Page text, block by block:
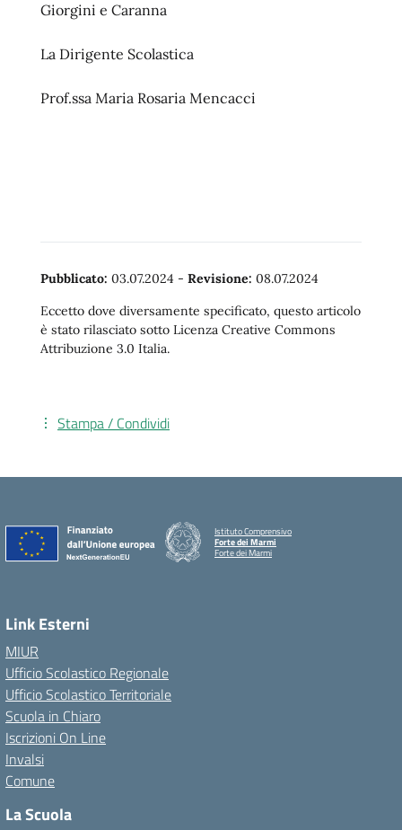
Giorgini e Caranna
La Dirigente Scolastica
Prof.ssa Maria Rosaria Mencacci
Pubblicato: 03.07.2024 - Revisione: 08.07.2024
Eccetto dove diversamente specificato, questo articolo
è stato rilasciato sotto Licenza Creative Commons
Attribuzione 3.0 Italia.
Stampa / Condividi
Istituto Comprensivo
Forte dei Marmi
Forte dei Marmi
Link Esterni
MIUR
Ufficio Scolastico Regionale
Ufficio Scolastico Territoriale
Scuola in Chiaro
Iscrizioni On Line
Invalsi
Comune
La Scuola